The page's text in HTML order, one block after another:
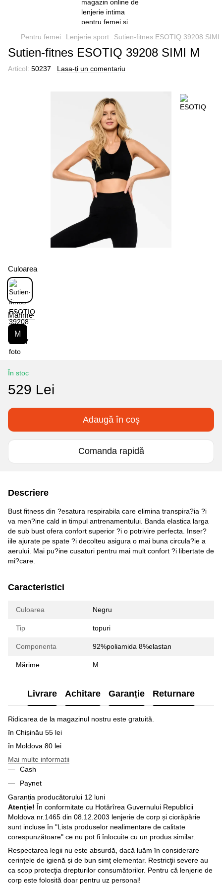
Pentru femei Lenjerie sport Sutien-fitnes ESOTIQ 39208 SIMI
Sutien-fitnes ESOTIQ 39208 SIMI M
Articol: 50237 Lasa-ți un comentariu
Culoarea
Mărime
M
În stoc
529 Lei
Adaugă în coș
Comanda rapidă
Descriere
Bust fitness din ?esatura respirabila care elimina transpira?ia ?i
va men?ine cald in timpul antrenamentului. Banda elastica larga
de sub bust ofera confort superior ?i o potrivire perfecta. Inser?
iile ajurate pe spate ?i decolteu asigura o mai buna circula?ie a
aerului. Mai pu?ine cusaturi pentru mai mult confort ?i libertate de
mi?care.
Caracteristici
Culoarea Negru
Tip topuri
Componenta 92%poliamida 8%elastan
Mărime M
Livrare Achitare Garanție Returnare
Ridicarea de la magazinul nostru este gratuită.
în Chișinău 55 lei
în Moldova 80 lei
Mai multe informatii
Cash
Paynet
Garanția producătorului 12 luni
Atenție! În conformitate cu Hotărîrea Guvernului Republicii
Moldova nr.1465 din 08.12.2003 lenjerie de corp și ciorăpărie
sunt incluse în "Lista produselor nealimentare de calitate
corespunzătoare" ce nu pot fi înlocuite cu un produs similar.
Respectarea legii nu este absurdă, dacă luăm în considerare
cerințele de igienă și de bun simț elementar. Restricţii severe au
ca scop protecţia drepturilor consumătorilor. Pentru că lenjerie de
corp este folosită doar pentru uz personal!